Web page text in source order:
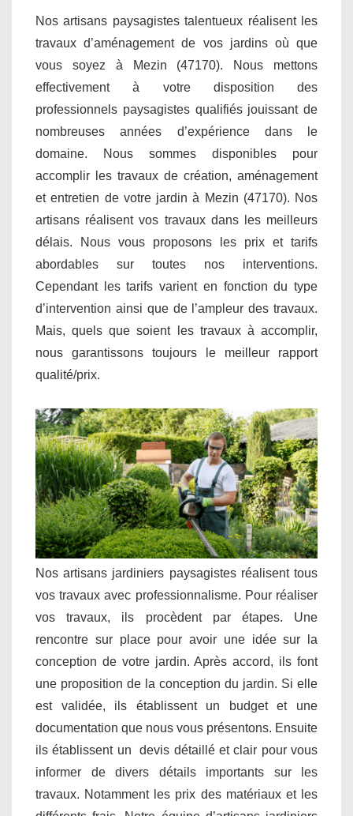
Nos artisans paysagistes talentueux réalisent les
travaux d’aménagement de vos jardins où que
vous soyez à Mezin (47170). Nous mettons
effectivement à votre disposition des
professionnels paysagistes qualifiés jouissant de
nombreuses années d’expérience dans le
domaine. Nous sommes disponibles pour
accomplir les travaux de création, aménagement
et entretien de votre jardin à Mezin (47170). Nos
artisans réalisent vos travaux dans les meilleurs
délais. Nous vous proposons les prix et tarifs
abordables sur toutes nos interventions.
Cependant les tarifs varient en fonction du type
d’intervention ainsi que de l’ampleur des travaux.
Mais, quels que soient les travaux à accomplir,
nous garantissons toujours le meilleur rapport
qualité/prix.
Nos artisans jardiniers paysagistes réalisent tous
vos travaux avec professionnalisme. Pour réaliser
vos travaux, ils procèdent par étapes. Une
rencontre sur place pour avoir une idée sur la
conception de votre jardin. Après accord, ils font
une proposition de la conception du jardin. Si elle
est validée, ils établissent un budget et une
documentation que nous vous présentons. Ensuite
ils établissent un devis détaillé et clair pour vous
informer de divers détails importants sur les
travaux. Notamment les prix des matériaux et les